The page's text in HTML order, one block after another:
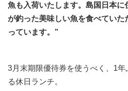
魚も入荷いたします。島国日本に
が釣った美味しい魚を食べていた
っています。”
3月末期限優待券を使うべく、1年
る休日ランチ。